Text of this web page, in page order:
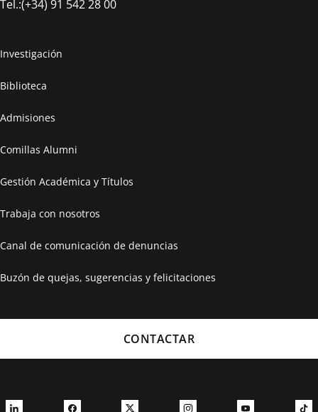
Tel.:(+34) 91 542 28 00
Investigación
Biblioteca
Admisiones
Comillas Alumni
Gestión Académica y Títulos
Trabaja con nosotros
Canal de comunicación de denuncias
Buzón de quejas, sugerencias y felicitaciones
CONTACTAR